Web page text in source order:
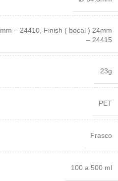
– 24410 Finish ( bocal ) 24mm
– 24415
23g
PET
Frasco
100 a 500 ml